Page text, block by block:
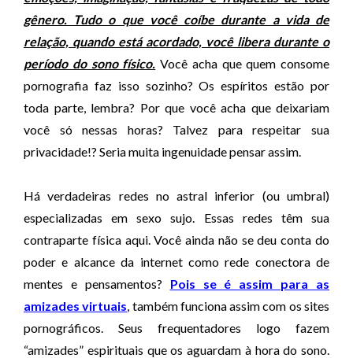
gênero. Tudo o que você coíbe durante a vida de
relação, quando está acordado, você libera durante o
período do sono físico. Você acha que quem consome
pornografia faz isso sozinho? Os espíritos estão por
toda parte, lembra? Por que você acha que deixariam
você só nessas horas? Talvez para respeitar sua
privacidade!? Seria muita ingenuidade pensar assim.
Há verdadeiras redes no astral inferior (ou umbral)
especializadas em sexo sujo. Essas redes têm sua
contraparte física aqui. Você ainda não se deu conta do
poder e alcance da internet como rede conectora de
mentes e pensamentos? Pois se é assim para as
amizades virtuais , também funciona assim com os sites
pornográficos. Seus frequentadores logo fazem
“amizades” espirituais que os aguardam à hora do sono.